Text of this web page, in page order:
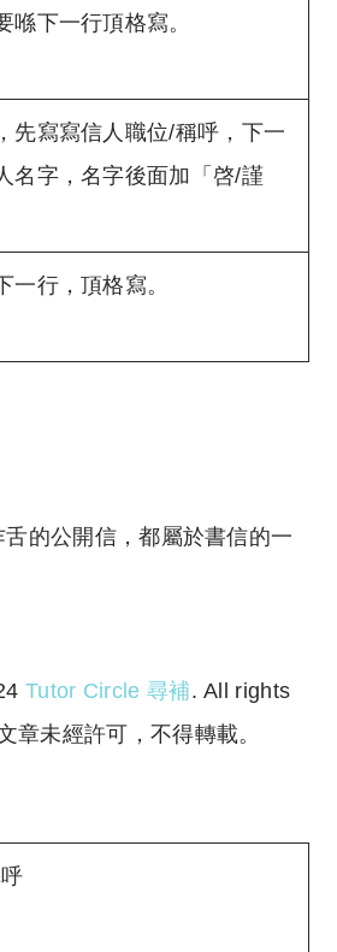
喺下一行頂格寫。
先寫寫信人職位/稱呼，下一
名字，名字後面加「啓/謹
一行，頂格寫。
的公開信，都屬於書信的一
Tutor Circle 尋補. All rights
章未經許可，不得轉載。